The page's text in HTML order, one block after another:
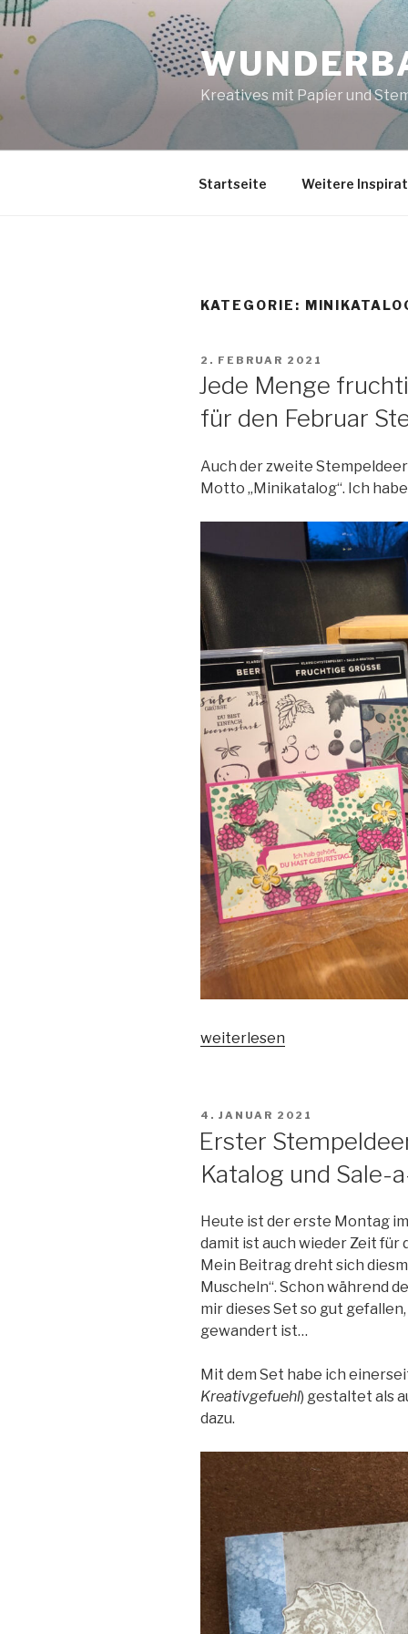
Zum
Inhalt
springen
Kreatives mit Papier und
Startseite Weitere
KATEGORIE:
VERÖFFENTLICHT
2. FEBRUAR 2021
Jede Menge
für den Februar
Auch der zweite
Motto „Minikatalog“. Ich
„Jede
für
den
Februar
Stempeldeerns-
Hop“
weiterlesen
VERÖFFENTLICHT
4. JANUAR 2021
Erster
Katalog und Sale-
Heute ist der erste Montag
damit ist auch wieder Zeit für
Mein Beitrag dreht sich
Muscheln“. Schon während
mir dieses Set so gut
gewandert ist…
Mit dem Set habe ich
Kreativgefuehl) gestaltet als
dazu.